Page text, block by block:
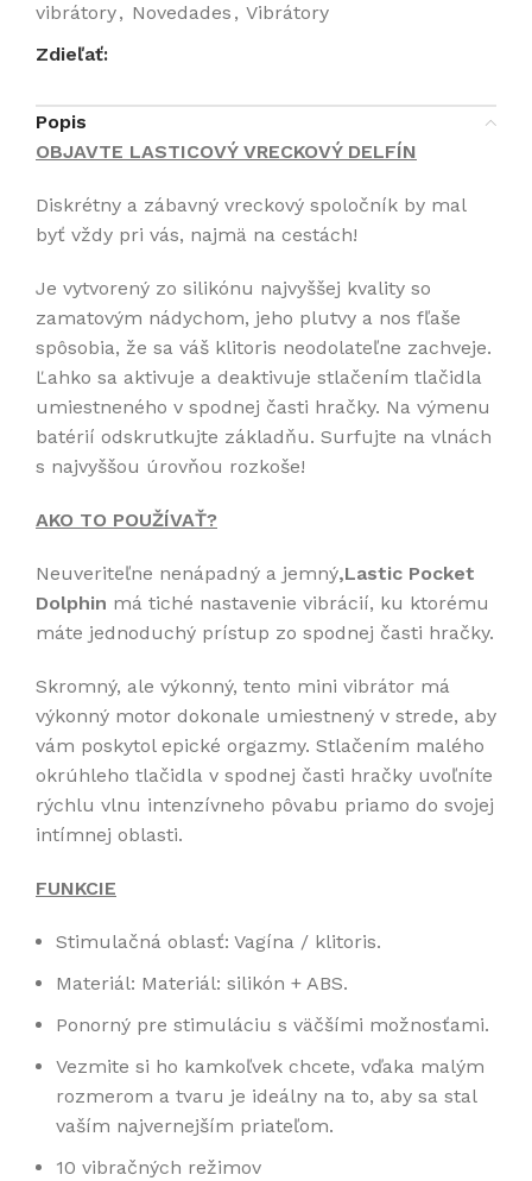
vibrátory, Novedades , Vibrátory
Zdieľať:
Popis
OBJAVTE LASTICOVÝ VRECKOVÝ DELFÍN
Diskrétny a zábavný vreckový spoločník by mal
byť vždy pri vás, najmä na cestách!
Je vytvorený zo silikónu najvyššej kvality so
zamatovým nádychom, jeho plutvy a nos fľaše
spôsobia, že sa váš klitoris neodolateľne zachveje.
Ľahko sa aktivuje a deaktivuje stlačením tlačidla
umiestneného v spodnej časti hračky. Na výmenu
batérií odskrutkujte základňu. Surfujte na vlnách
s najvyššou úrovňou rozkoše!
AKO TO POUŽÍVAŤ?
Neuveriteľne nenápadný a jemný,Lastic Pocket
Dolphin má tiché nastavenie vibrácií, ku ktorému
máte jednoduchý prístup zo spodnej časti hračky.
Skromný, ale výkonný, tento mini vibrátor má
výkonný motor dokonale umiestnený v strede, aby
vám poskytol epické orgazmy. Stlačením malého
okrúhleho tlačidla v spodnej časti hračky uvoľníte
rýchlu vlnu intenzívneho pôvabu priamo do svojej
intímnej oblasti.
FUNKCIE
Stimulačná oblasť: Vagína / klitoris.
Materiál: Materiál: silikón + ABS.
Ponorný pre stimuláciu s väčšími možnosťami.
Vezmite si ho kamkoľvek chcete, vďaka malým
rozmerom a tvaru je ideálny na to, aby sa stal
vaším najvernejším priateľom.
10 vibračných režimov